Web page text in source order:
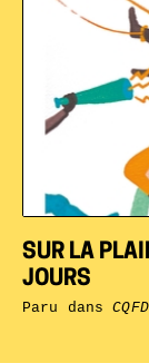
SUR LA
JOURS
Paru dansCQFD